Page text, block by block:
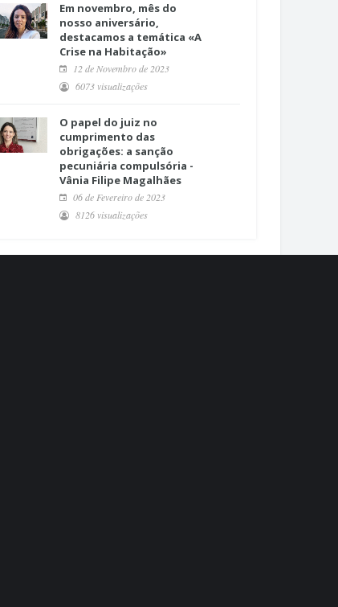
Em novembro, mês do
nosso aniversário,
destacamos a temática «A
Crise na Habitação»
12 de Novembro de 2023
6073 visualizações
O papel do juiz no
cumprimento das
obrigações: a sanção
pecuniária compulsória -
Vânia Filipe Magalhães
06 de Fevereiro de 2023
8126 visualizações